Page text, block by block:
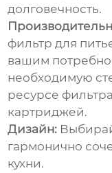
долговечность.
фильтр для
вашим
необходимую
ресурсе
картриджей.
Дизайн:
гармонично
кухни.